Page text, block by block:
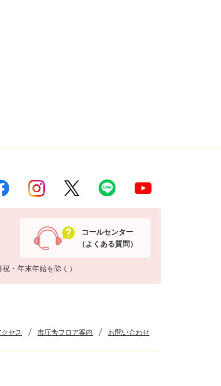
・年末年始を除く）
コールセンター
（よくある質問）
セス 市庁舎フロア案内 お問い合わせ